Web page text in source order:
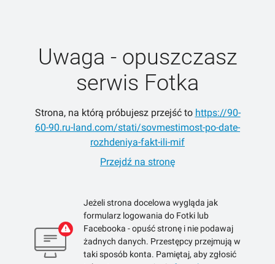
Uwaga - opuszczasz
serwis Fotka
Strona, na którą próbujesz przejść to https://90-
60-90.ru-land.com/stati/sovmestimost-po-date-
rozhdeniya-fakt-ili-mif
Przejdź na stronę
Jeżeli strona docelowa wygląda jak
formularz logowania do Fotki lub
Facebooka - opuść stronę i nie podawaj
żadnych danych. Przestępcy przejmują w
taki sposób konta. Pamiętaj, aby zgłosić